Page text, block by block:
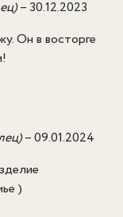
– 30.12.2023
Он в восторге
–09.01.2024
)